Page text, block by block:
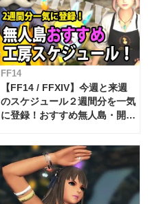
FF14
【FF14 / FFXIV】今週と来週
のスケジュール２週間分を一気
に登録！おすすめ無人島・開拓